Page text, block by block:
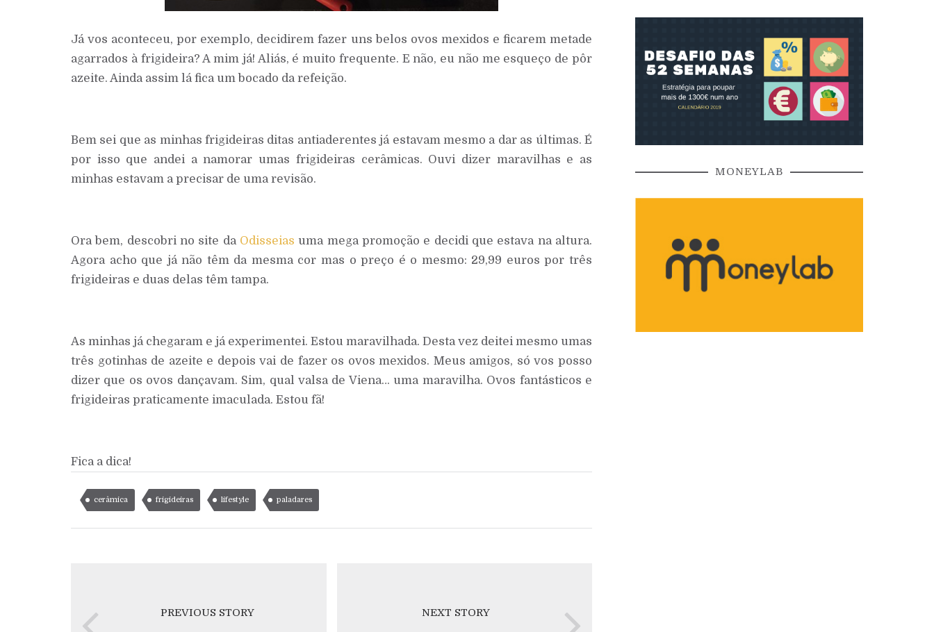
Já vos aconteceu, por exemplo, decidirem fazer uns belos ovos mexidos e ficarem metade
agarrados à frigideira? A mim já! Aliás, é muito frequente. E não, eu não me esqueço de pôr
azeite. Ainda assim lá fica um bocado da refeição.
Bem sei que as minhas frigideiras ditas antiaderentes já estavam mesmo a dar as últimas. É
por isso que andei a namorar umas frigideiras cerâmicas. Ouvi dizer maravilhas e as
minhas estavam a precisar de uma revisão.
Ora bem, descobri no site da Odisseias uma mega promoção e decidi que estava na altura.
Agora acho que já não têm da mesma cor mas o preço é o mesmo: 29,99 euros por três
frigideiras e duas delas têm tampa.
As minhas já chegaram e já experimentei. Estou maravilhada. Desta vez deitei mesmo umas
três gotinhas de azeite e depois vai de fazer os ovos mexidos. Meus amigos, só vos posso
dizer que os ovos dançavam. Sim, qual valsa de Viena… uma maravilha. Ovos fantásticos e
frigideiras praticamente imaculada. Estou fã!
Fica a dica!
cerâmica frigideiras lifestyle paladares
PREVIOUS STORY NEXT STORY
MONEYLAB